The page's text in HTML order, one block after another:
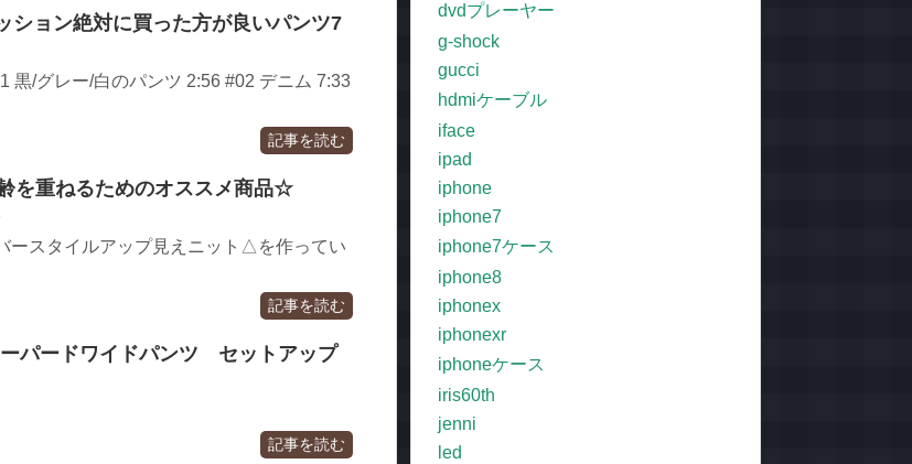
ション絶対に買った方が良いパンツ7
黒/グレー/白のパンツ 2:56 #02 デニム 7:33
記事を読む
を重ねるためのオススメ商品☆
スタイルアップ見えニット△を作ってい
記事を読む
パードワイドパンツ セットアップ
記事を読む
dvdプレーヤー
g-shock
gucci
hdmiケーブル
iface
ipad
iphone
iphone7
iphone7ケース
iphone8
iphonex
iphonexr
iphoneケース
iris60th
jenni
led